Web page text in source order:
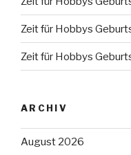
Zeit für Hobbys
Zeit für Hobbys
ARCHIV
August 2026